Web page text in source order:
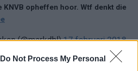
Do Not Process My Personal
KNVB opheffen hoor. Wtf denkt die
(@markdbl)17 februari 2018
op de tribunes, na de 1-0 van